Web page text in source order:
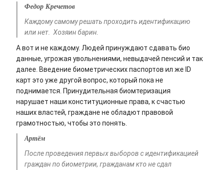
Федор Кречетов
Каждому самому решать проходить идентификацию
или нет. Хозяин барин.
А вот и не каждому. Людей принуждают сдавать био
данные, угрожая увольнениями, невыдачей пенсий и так
далее. Введение биометрических паспортов ил же ID
карт это уже другой вопрос, который пока не
поднимается. Принудительная биомтеризация
нарушает наши конституционные права, к счастью
наших властей, граждане не обладют правовой
грамотностью, чтобы это понять.
Артём
После проведения первых выборов с идентификацией
граждан по биометрии, гражданам кто не сдал